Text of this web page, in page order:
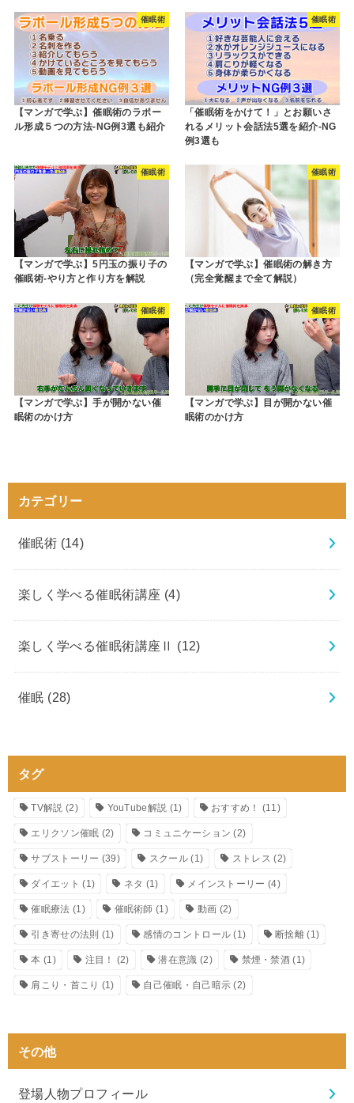
催眠術
【マンガで学ぶ】催眠術のラポー
ル形成５つの方法-NG例3選も紹介
催眠術
「催眠術をかけて！」とお願いさ
れるメリット会話法5選を紹介-NG
例3選も
催眠術
【マンガで学ぶ】5円玉の振り子の
催眠術-やり方と作り方を解説
催眠術
【マンガで学ぶ】催眠術の解き方
（完全覚醒まで全て解説）
催眠術
【マンガで学ぶ】手が開かない催
眠術のかけ方
催眠術
【マンガで学ぶ】目が開かない催
眠術のかけ方
カテゴリー
催眠術 (14)
楽しく学べる催眠術講座 (4)
楽しく学べる催眠術講座Ⅱ (12)
催眠 (28)
タグ
TV解説 (2) YouTube解説 (1) おすすめ！ (11)
エリクソン催眠 (2) コミュニケーション (2)
サブストーリー (39) スクール(1) ストレス (2)
ダイエット (1) ネタ (1) メインストーリー (4)
催眠療法 (1) 催眠術師 (1) 動画 (2)
引き寄せの法則 (1) 感情のコントロール (1) 断捨離(1)
本 (1) 注目！ (2) 潜在意識 (2) 禁煙・禁酒 (1)
肩こり・首こり (1) 自己催眠・自己暗示 (2)
その他
登場人物プロフィール